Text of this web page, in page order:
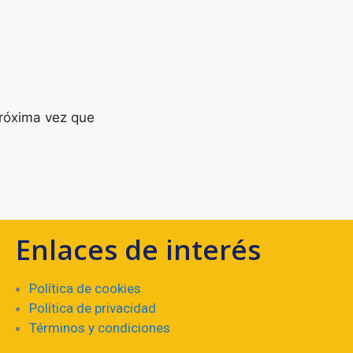
vez que
Enlaces de interés
Política de cookies
Política de privacidad
Términos y condiciones